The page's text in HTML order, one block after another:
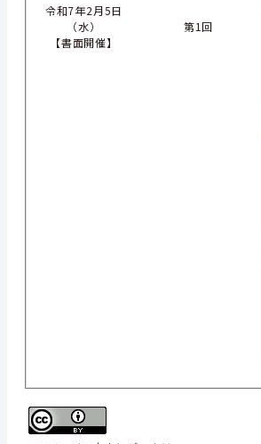
令和7年2月5日
（水）
【書面開催】
第1回